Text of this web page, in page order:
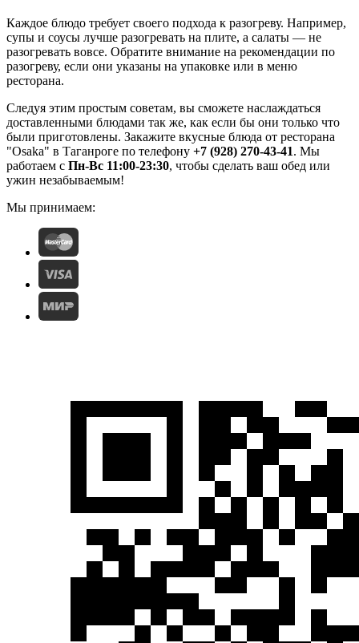
Каждое блюдо требует своего подхода к разогреву. Например,
супы и соусы лучше разогревать на плите, а салаты — не
разогревать вовсе. Обратите внимание на рекомендации по
разогреву, если они указаны на упаковке или в меню
ресторана.
Следуя этим простым советам, вы сможете наслаждаться
доставленными блюдами так же, как если бы они только что
были приготовлены. Закажите вкусные блюда от ресторана
"Osaka" в Таганроге по телефону +7 (928) 270-43-41. Мы
работаем с Пн-Вс 11:00-23:30, чтобы сделать ваш обед или
ужин незабываемым!
Мы принимаем: